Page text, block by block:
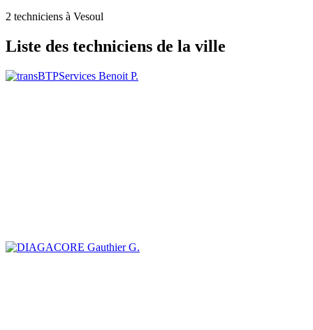
2 techniciens à Vesoul
Liste des techniciens de la ville
Benoit P.
Gauthier G.